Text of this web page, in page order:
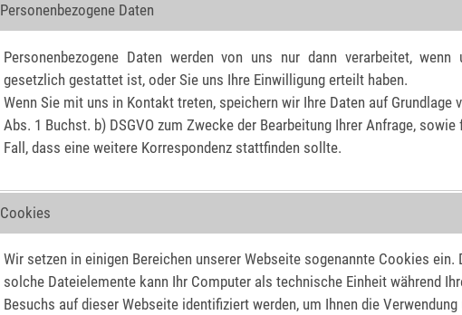
Personenbezogene Daten
Personenbezogene Daten werden von uns nur dann verarbeitet, wenn
gesetzlich gestattet ist, oder Sie uns Ihre Einwilligung erteilt haben.
Wenn Sie mit uns in Kontakt treten, speichern wir Ihre Daten auf Grundlage
Abs. 1 Buchst. b) DSGVO zum Zwecke der Bearbeitung Ihrer Anfrage, sowie
Fall, dass eine weitere Korrespondenz stattfinden sollte.
Cookies
Wir setzen in einigen Bereichen unserer Webseite sogenannte Cookies ein.
solche Dateielemente kann Ihr Computer als technische Einheit während
Besuchs auf dieser Webseite identifiziert werden, um Ihnen die Verwendung